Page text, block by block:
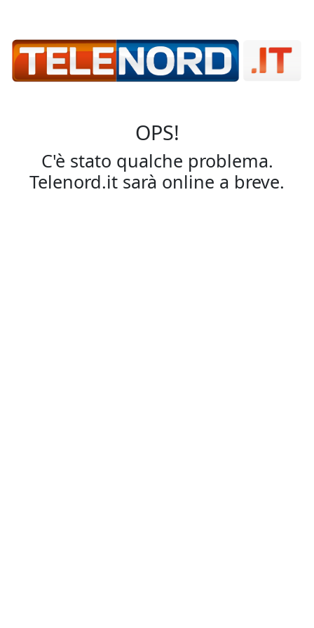
OPS!
C'è stato qualche problema.
Telenord.it sarà online a breve.